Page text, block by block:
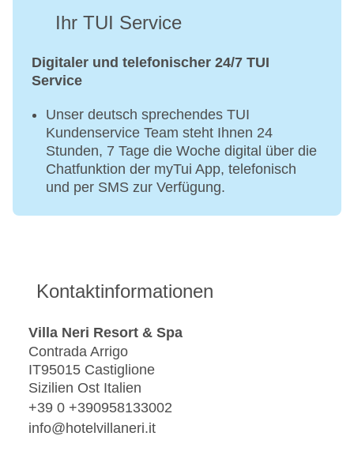
Ihr TUI Service
Digitaler und telefonischer 24/7 TUI
Service
Unser deutsch sprechendes TUI
Kundenservice Team steht Ihnen 24
Stunden, 7 Tage die Woche digital über die
Chatfunktion der myTui App, telefonisch
und per SMS zur Verfügung.
Kontaktinformationen
Villa Neri Resort & Spa
Contrada Arrigo
IT95015 Castiglione
Sizilien Ost Italien
+39 0 +390958133002
info@hotelvillaneri.it